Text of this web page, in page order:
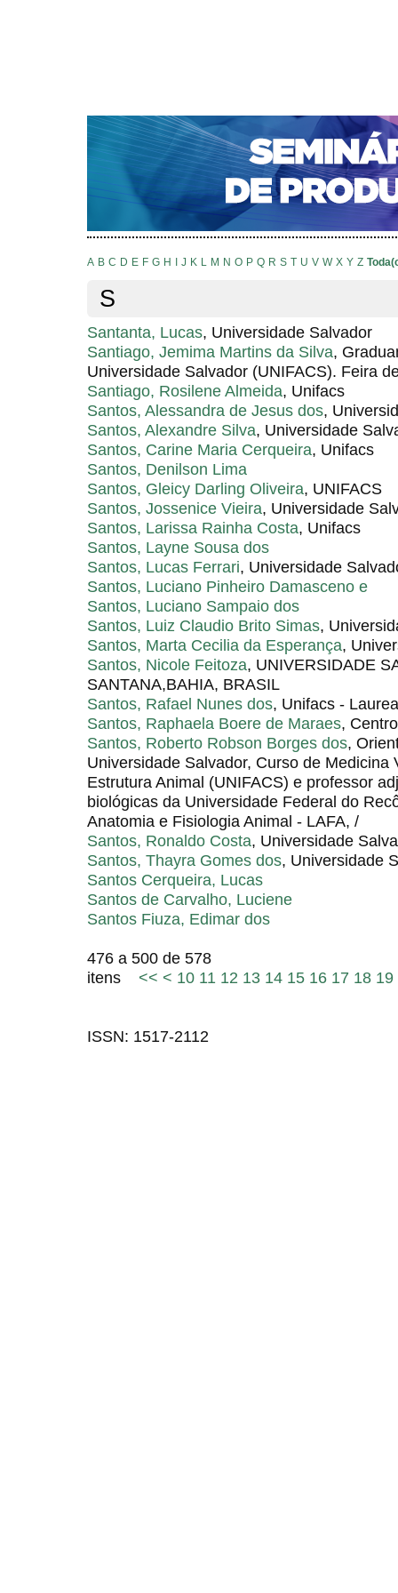
CAPA SOBRE ACESSO
NOTÍCIAS
PORTAL DE REVISTAS DA UNIFACS
Pesquisa > Índice de autores
Índice de autores
A B C D E F G H J K L M N O P Q R S T U V W X Y Z
S
Santanta, Lucas, Universidade Salvador
Santiago, Jemima Martins da Silva,
Universidade Salvador (UNIFACS). Feira
Santiago, Rosilene Almeida, Unifacs
Santos, Alessandra de Jesus dos,
Santos, Alexandre Silva, Universidade
Santos, Carine Maria Cerqueira, Unifacs
Santos, Denilson Lima
Santos, Gleicy Darling Oliveira, UNIFACS
Santos, Jossenice Vieira, Universidade
Santos, Larissa Rainha Costa, Unifacs
Santos, Layne Sousa dos
Santos, Lucas Ferrari, Universidade
Santos, Luciano Pinheiro Damasceno e
Santos, Luciano Sampaio dos
Santos, Luiz Claudio Brito Simas,
Santos, Marta Cecilia da Esperança,
Santos, Nicole Feitoza, UNIVERSIDADE
SANTANA,BAHIA, BRASIL
Santos, Rafael Nunes dos, Unifacs -
Santos, Raphaela Boere de Maraes,
Santos, Roberto Robson Borges dos,
Universidade Salvador, Curso de Medicina
Estrutura Animal (UNIFACS) e professor
biológicas da Universidade Federal do
Anatomia e Fisiologia Animal - LAFA, /
Santos, Ronaldo Costa, Universidade
Santos, Thayra Gomes dos, Universidade
Santos Cerqueira, Lucas
Santos de Carvalho, Luciene
Santos Fiuza, Edimar dos
476 a 500 de 578
itens << < 10 11 12 13 14 15 16 17 18 19
ISSN: 1517-2112